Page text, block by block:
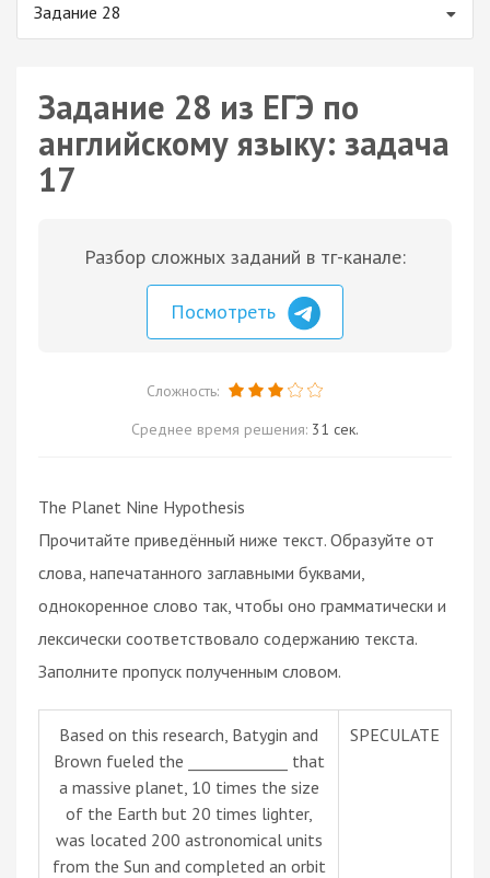
Задание 28
Задание 28 из ЕГЭ по
английскому языку: задача
17
Разбор сложных заданий в тг-канале:
Посмотреть
Сложность:
Среднее время решения: 31 сек.
The Planet Nine Hypothesis
Прочитайте приведённый ниже текст. Образуйте от
слова, напечатанного заглавными буквами,
однокоренное слово так, чтобы оно грамматически и
лексически соответствовало содержанию текста.
Заполните пропуск полученным словом.
Based on this research, Batygin and
Brown fueled the _____________ that
a massive planet, 10 times the size
of the Earth but 20 times lighter,
was located 200 astronomical units
from the Sun and completed an orbit
SPECULATE